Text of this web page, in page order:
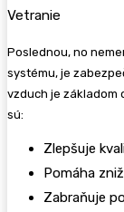
Vetranie
Poslednou, no
systému, je
vzduch je základom
sú:
Zlepšuje
Pomáha
Zabraňuje